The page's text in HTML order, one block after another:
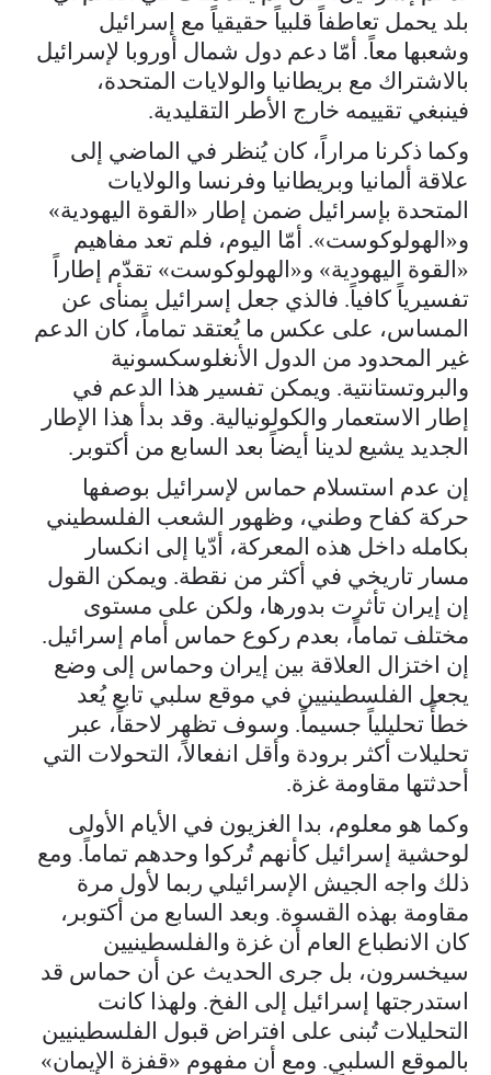
بلد يحمل تعاطفاً قلبياً حقيقياً مع إسرائيل
وشعبها معاً. أمّا دعم دول شمال أوروبا لإسرائيل
بالاشتراك مع بريطانيا والولايات المتحدة،
فينبغي تقييمه خارج الأطر التقليدية.
وكما ذكرنا مراراً، كان يُنظر في الماضي إلى
علاقة ألمانيا وبريطانيا وفرنسا والولايات
المتحدة بإسرائيل ضمن إطار «القوة اليهودية»
و«الهولوكوست». أمّا اليوم، فلم تعد مفاهيم
«القوة اليهودية» و«الهولوكوست» تقدّم إطاراً
تفسيرياً كافياً. فالذي جعل إسرائيل بمنأى عن
المساس، على عكس ما يُعتقد تماماً، كان الدعم
غير المحدود من الدول الأنغلوسكسونية
والبروتستانتية. ويمكن تفسير هذا الدعم في
إطار الاستعمار والكولونيالية. وقد بدأ هذا الإطار
الجديد يشيع لدينا أيضاً بعد السابع من أكتوبر.
إن عدم استسلام حماس لإسرائيل بوصفها
حركة كفاح وطني، وظهور الشعب الفلسطيني
بكامله داخل هذه المعركة، أدّيا إلى انكسار
مسار تاريخي في أكثر من نقطة. ويمكن القول
إن إيران تأثرت بدورها، ولكن على مستوى
مختلف تماماً، بعدم ركوع حماس أمام إسرائيل.
إن اختزال العلاقة بين إيران وحماس إلى وضع
يجعل الفلسطينيين في موقع سلبي تابع يُعد
خطأً تحليلياً جسيماً. وسوف تظهر لاحقاً، عبر
تحليلات أكثر برودة وأقل انفعالاً، التحولات التي
أحدثتها مقاومة غزة.
وكما هو معلوم، بدا الغزيون في الأيام الأولى
لوحشية إسرائيل كأنهم تُركوا وحدهم تماماً. ومع
ذلك واجه الجيش الإسرائيلي ربما لأول مرة
مقاومة بهذه القسوة. وبعد السابع من أكتوبر،
كان الانطباع العام أن غزة والفلسطينيين
سيخسرون، بل جرى الحديث عن أن حماس قد
استدرجتها إسرائيل إلى الفخ. ولهذا كانت
التحليلات تُبنى على افتراض قبول الفلسطينيين
بالموقع السلبي. ومع أن مفهوم «قفزة الإيمان»